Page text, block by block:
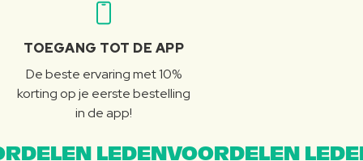
TOEGANG TOT DE APP
De beste ervaring met 10%
korting op je eerste bestelling
in de app!
LEDENVOORDELEN